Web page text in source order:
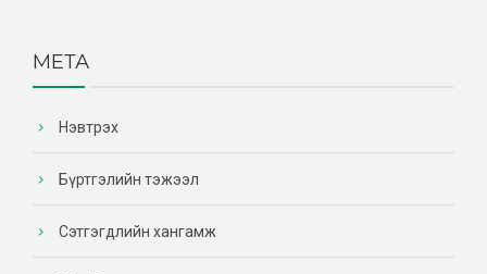
МЕТА
Нэвтрэх
Бүртгэлийн тэжээл
Сэтгэгдлийн хангамж